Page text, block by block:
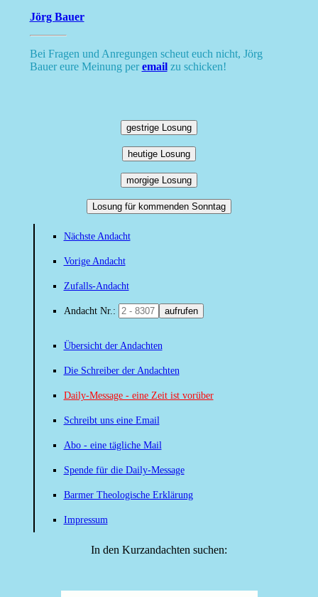
Jörg Bauer
Bei Fragen und Anregungen scheut euch nicht, Jörg
Bauer eure Meinung peremailzu schicken!
gestrige Losung
heutige Losung
morgige Losung
Losung für kommenden Sonntag
Nächste Andacht
Vorige Andacht
Zufalls-Andacht
Andacht Nr.: aufrufen
Übersicht der Andachten
Die Schreiber der Andachten
Daily-Message - eine Zeit ist vorüber
Schreibt uns eine Email
Abo - eine tägliche Mail
Spende für die Daily-Message
Barmer Theologische Erklärung
Impressum
In den Kurzandachten suchen: